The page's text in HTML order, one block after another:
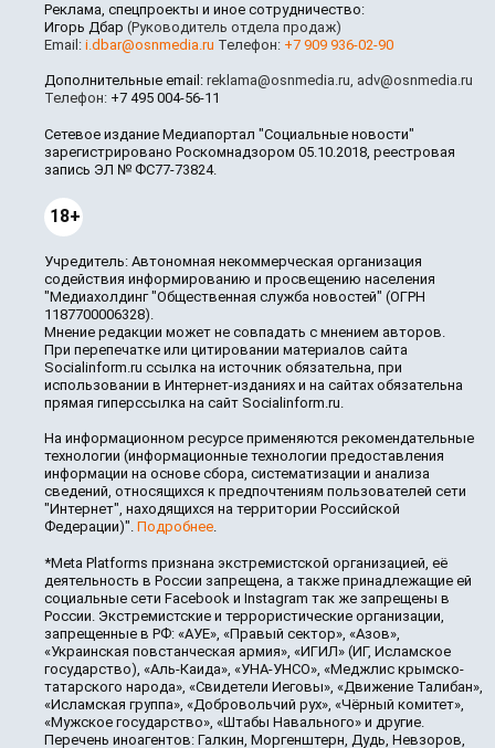
Реклама, спецпроекты и иное сотрудничество:
Игорь Дбар (Руководитель отдела продаж)
Email: i.dbar@osnmedia.ru Телефон: +7 909 936-02-90
Дополнительные email: reklama@osnmedia.ru, adv@osnmedia.ru
Телефон: +7 495 004-56-11
Сетевое издание Медиапортал "Социальные новости"
зарегистрировано Роскомнадзором 05.10.2018, реестровая
запись ЭЛ № ФС77-73824.
18+
Учредитель: Автономная некоммерческая организация
содействия информированию и просвещению населения
"Медиахолдинг "Общественная служба новостей" (ОГРН
1187700006328).
Мнение редакции может не совпадать с мнением авторов.
При перепечатке или цитировании материалов сайта
Socialinform.ru ссылка на источник обязательна, при
использовании в Интернет-изданиях и на сайтах обязательна
прямая гиперссылка на сайт Socialinform.ru.
На информационном ресурсе применяются рекомендательные
технологии (информационные технологии предоставления
информации на основе сбора, систематизации и анализа
сведений, относящихся к предпочтениям пользователей сети
"Интернет", находящихся на территории Российской
Федерации)". Подробнее.
*Meta Platforms признана экстремистской организацией, её
деятельность в России запрещена, а также принадлежащие ей
социальные сети Facebook и Instagram так же запрещены в
России. Экстремистские и террористические организации,
запрещенные в РФ: «АУЕ», «Правый сектор», «Азов»,
«Украинская повстанческая армия», «ИГИЛ» (ИГ, Исламское
государство), «Аль-Каида», «УНА-УНСО», «Меджлис крымско-
татарского народа», «Свидетели Иеговы», «Движение Талибан»,
«Исламская группа», «Добровольчий рух», «Чёрный комитет»,
«Мужское государство», «Штабы Навального» и другие.
Перечень иноагентов: Галкин, Моргенштерн, Дудь, Невзоров,